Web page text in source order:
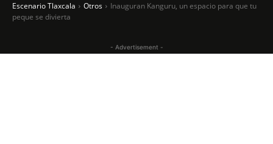
Escenario Tlaxcala Otros
Inauguran Kanguru, un espacio para que tu
peque se divierta
- Advertisement -